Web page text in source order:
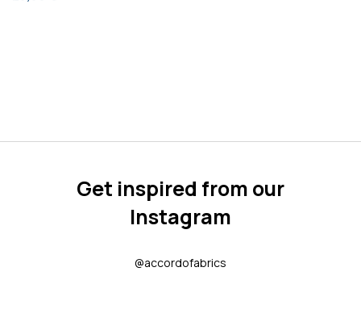
Get inspired from our
Instagram
@accordofabrics